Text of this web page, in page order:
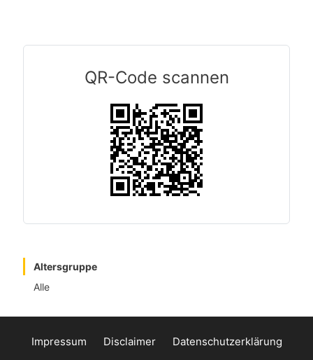
QR-Code scannen
Altersgruppe
Alle
Impressum Disclaimer Datenschutzerklärung